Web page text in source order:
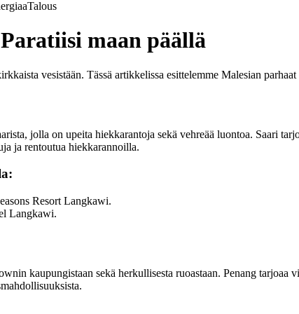
Talous
maan päällä
vesistään. Tässä artikkelissa esittelemme Malesian
jolla on upeita hiekkarantoja sekä vehreää luontoa. Saari
ja rentoutua hiekkarannoilla.
Resort Langkawi.
Langkawi.
kaupungistaan sekä herkullisesta ruoastaan. Penang